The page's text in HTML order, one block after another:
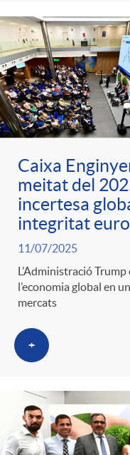
Caixa
meitat del
incertesa
integritat
11/07/2025
L’Administració
l’economia global en
mercats
+